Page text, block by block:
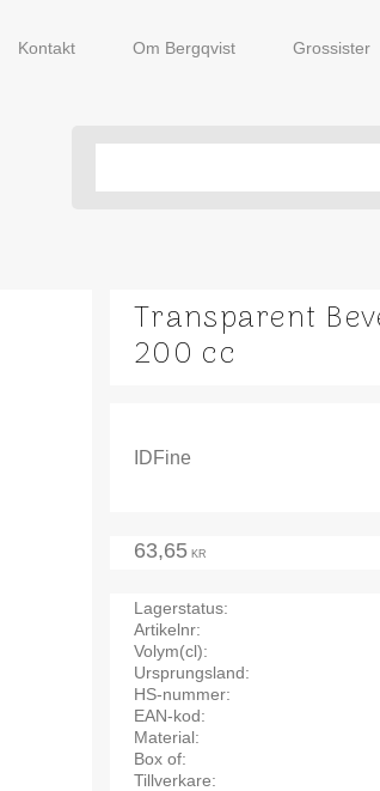
Kontakt Om Bergqvist Grossister
Transparent
200 cc
IDFine
63,65 KR
Lagerstatus
Artikelnr
Volym(cl)
Ursprungsland
HS-nummer
EAN-kod
Material
Box of
Tillverkare